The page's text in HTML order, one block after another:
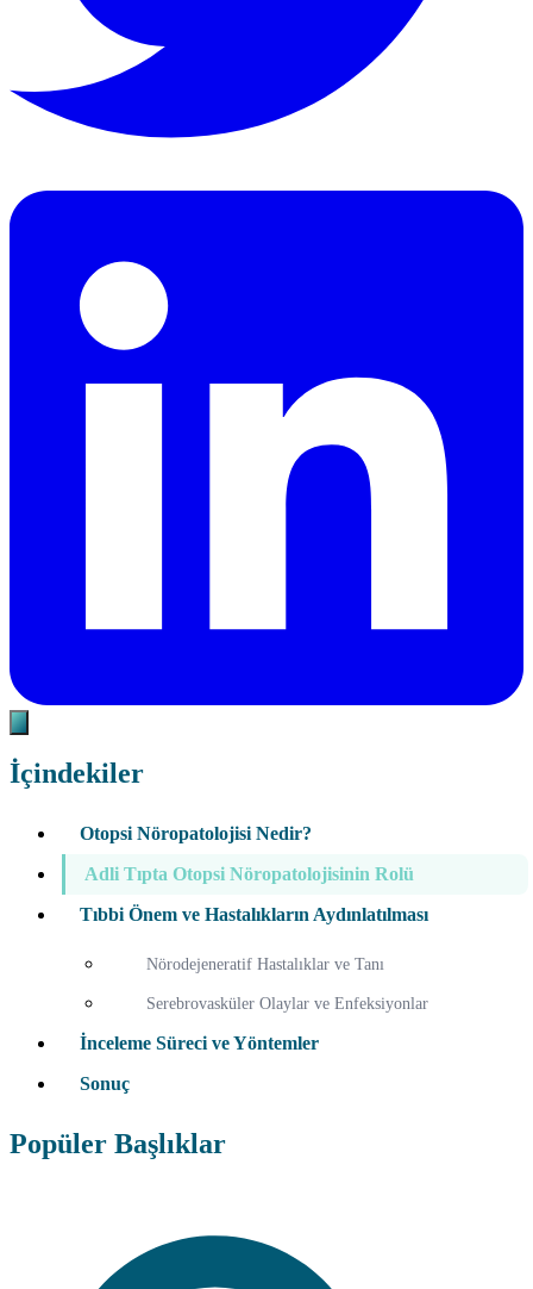
İçindekiler
Otopsi Nöropatolojisi Nedir?
Adli Tıpta Otopsi Nöropatolojisinin Rolü
Tıbbi Önem ve Hastalıkların Aydınlatılması
Nörodejeneratif Hastalıklar ve Tanı
Serebrovasküler Olaylar ve Enfeksiyonlar
İnceleme Süreci ve Yöntemler
Sonuç
Popüler Başlıklar